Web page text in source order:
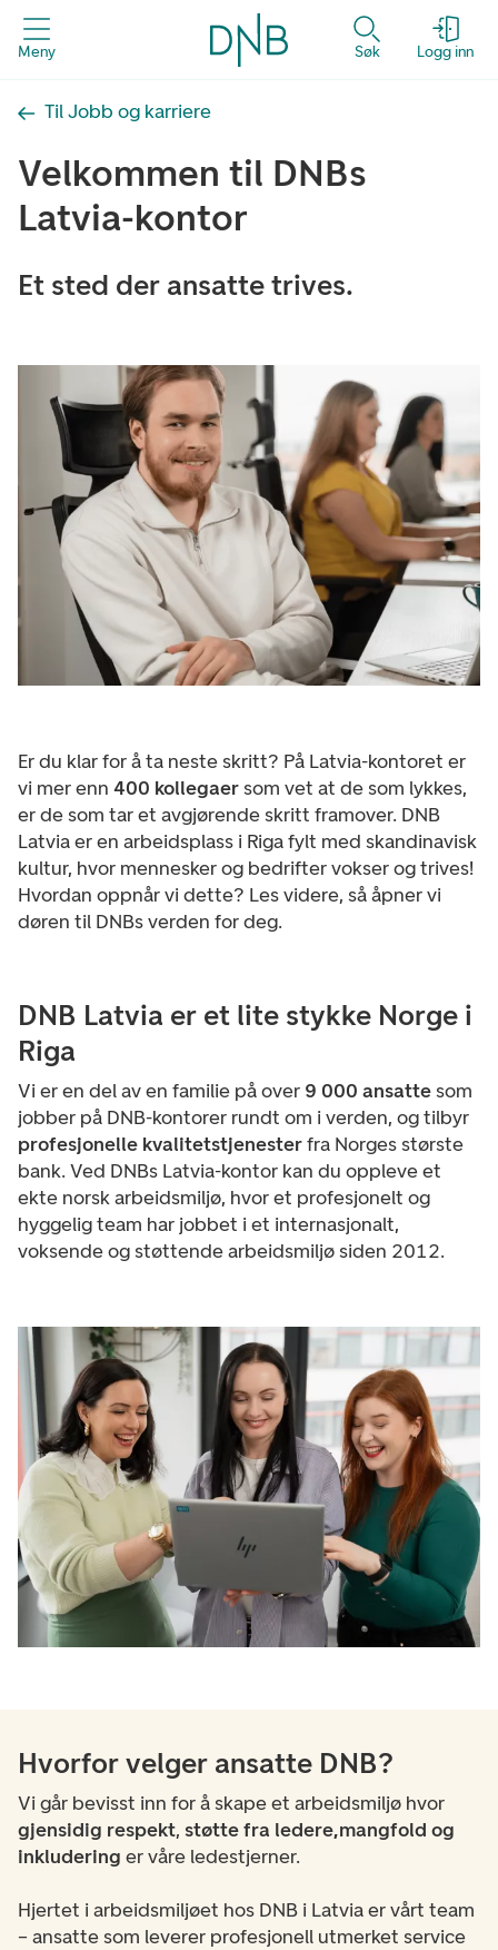
Meny Søk Logg inn
Til Jobb og karriere
Velkommen til DNBs
Latvia-kontor
Et sted der ansatte trives.
Er du klar for å ta neste skritt? På Latvia-kontoret er
vi mer enn 400 kollegaersom vet at de som lykkes,
er de som tar et avgjørende skritt framover. DNB
Latvia er en arbeidsplass i Riga fylt med skandinavisk
kultur, hvor mennesker og bedrifter vokser og trives!
Hvordan oppnår vi dette? Les videre, så åpner vi
døren til DNBs verden for deg.
DNB Latvia er et lite stykke Norge i
Riga
Vi er en del av en familie på over 9 000 ansattesom
jobber på DNB-kontorer rundt om i verden, og tilbyr
profesjonelle kvalitetstjenesterfra Norges største
bank. Ved DNBs Latvia-kontor kan du oppleve et
ekte norsk arbeidsmiljø, hvor et profesjonelt og
hyggelig team har jobbet i et internasjonalt,
voksende og støttende arbeidsmiljø siden 2012.
Hvorfor velger ansatte DNB?
Vi går bevisst inn for å skape et arbeidsmiljø hvor
gjensidig respekt, støtte fra ledere,mangfold og
inkludering er våre ledestjerner.
Hjertet i arbeidsmiljøet hos DNB i Latvia er vårt team
– ansatte som leverer profesjonell utmerket service